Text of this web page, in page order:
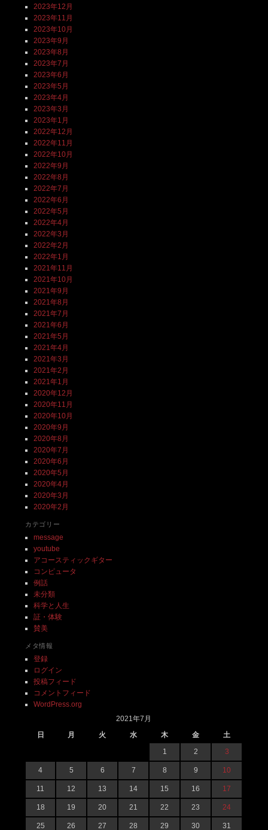
2023年12月
2023年11月
2023年10月
2023年9月
2023年8月
2023年7月
2023年6月
2023年5月
2023年4月
2023年3月
2023年1月
2022年12月
2022年11月
2022年10月
2022年9月
2022年8月
2022年7月
2022年6月
2022年5月
2022年4月
2022年3月
2022年2月
2022年1月
2021年11月
2021年10月
2021年9月
2021年8月
2021年7月
2021年6月
2021年5月
2021年4月
2021年3月
2021年2月
2021年1月
2020年12月
2020年11月
2020年10月
2020年9月
2020年8月
2020年7月
2020年6月
2020年5月
2020年4月
2020年3月
2020年2月
カテゴリー
message
youtube
アコースティックギター
コンピュータ
例話
未分類
科学と人生
証・体験
賛美
メタ情報
登録
ログイン
投稿フィード
コメントフィード
WordPress.org
2021年7月
日
月 火 水 木 金
土
1
2 3
4 5 6 7 8 9 10
11 12 13 14 15 16 17
18 19 20 21 22 23 24
25 26 27 28 29 30 31